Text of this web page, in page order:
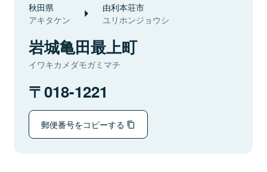
秋田県
アキタケン
由利本荘市
ユリホンジョウシ
岩城亀田最上町
イワキカメダモガミマチ
018-1221
郵便番号をコピーする